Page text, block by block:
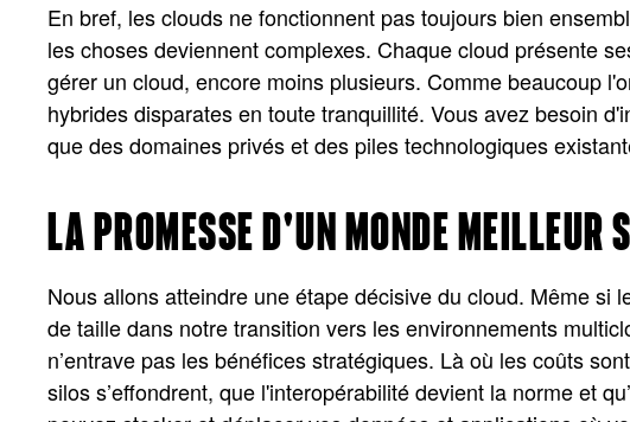
En bref, les clouds ne fonctionnent pas toujours bien
les choses deviennent complexes. Chaque cloud présente
gérer un cloud, encore moins plusieurs. Comme beaucoup
hybrides disparates en toute tranquillité. Vous avez besoin
que des domaines privés et des piles technologiques
LA PROMESSE D'UN MONDE MEILLEUR
Nous allons atteindre une étape décisive du cloud. Même
de taille dans notre transition vers les environnements
n’entrave pas les bénéfices stratégiques. Là où les coûts
silos s’effondrent, que l'interopérabilité devient la norme et